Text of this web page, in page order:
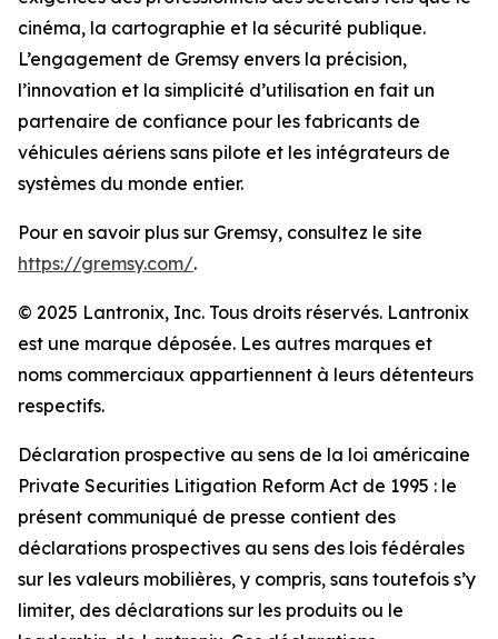
cinéma, la cartographie et la sécurité publique.
L’engagement de Gremsy envers la précision,
l’innovation et la simplicité d’utilisation en fait un
partenaire de confiance pour les fabricants de
véhicules aériens sans pilote et les intégrateurs de
systèmes du monde entier.
Pour en savoir plus sur Gremsy, consultez le site
https://gremsy.com/.
© 2025 Lantronix, Inc. Tous droits réservés. Lantronix
est une marque déposée. Les autres marques et
noms commerciaux appartiennent à leurs détenteurs
respectifs.
Déclaration prospective au sens de la loi américaine
Private Securities Litigation Reform Act de 1995 : le
présent communiqué de presse contient des
déclarations prospectives au sens des lois fédérales
sur les valeurs mobilières, y compris, sans toutefois s’y
limiter, des déclarations sur les produits ou le